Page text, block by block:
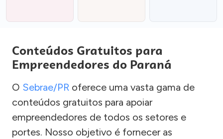
Conteúdos Gratuitos para
Empreendedores do Paraná
O Sebrae/PR oferece uma vasta gama de
conteúdos gratuitos para apoiar
empreendedores de todos os setores e
portes. Nosso objetivo é fornecer as